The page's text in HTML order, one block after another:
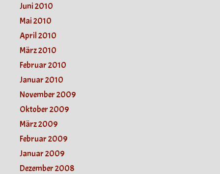
Juni 2010
Mai 2010
April 2010
März 2010
Februar 2010
Januar 2010
November 2009
Oktober 2009
März 2009
Februar 2009
Januar 2009
Dezember 2008